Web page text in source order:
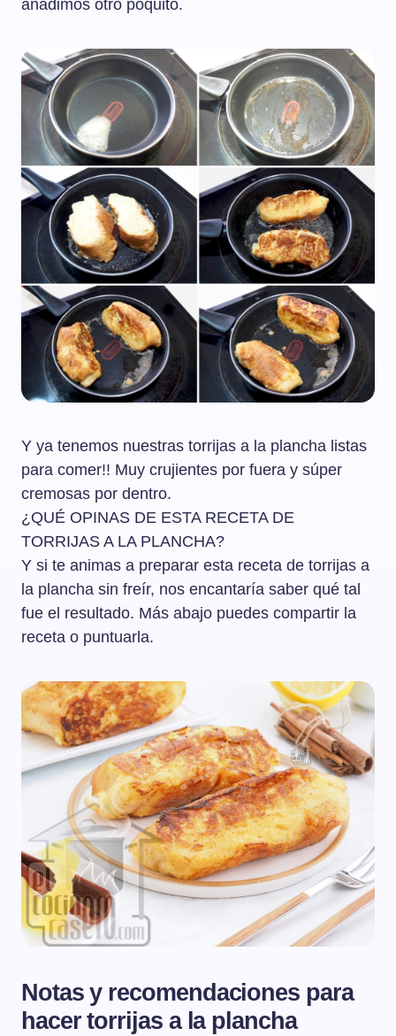
añadimos otro poquito.
Y ya tenemos nuestras torrijas a la plancha listas
para comer!! Muy crujientes por fuera y súper
cremosas por dentro.
¿QUÉ OPINAS DE ESTA RECETA DE
TORRIJAS A LA PLANCHA?
Y si te animas a preparar esta receta de torrijas a
la plancha sin freír, nos encantaría saber qué tal
fue el resultado. Más abajo puedes compartir la
receta o puntuarla.
Notas y recomendaciones para
hacer torrijas a la plancha